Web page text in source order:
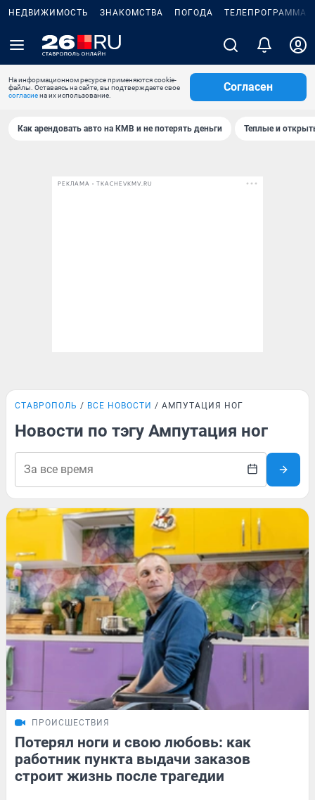
НЕДВИЖИМОСТЬ ЗНАКОМСТВА ПОГОДА ТЕЛЕПРОГРАММА
На информационном ресурсе применяются cookie-
файлы. Оставаясь на сайте, вы подтверждаете свое
согласиена их использование.
Согласен
Как арендовать авто на КМВ и не потерять деньги Теплые и
РЕКЛАМА • TKACHEVKMV.RU
СТАВРОПОЛЬ ВСЕ НОВОСТИ АМПУТАЦИЯ НОГ
Новости по тэгу Ампутация ног
ПРОИСШЕСТВИЯ
Потерял ноги и свою любовь: как
работник пункта выдачи заказов
строит жизнь после трагедии